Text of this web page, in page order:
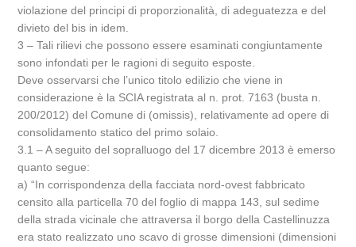
violazione del principi di proporzionalità, di adeguatezza e del
divieto del bis in idem.
3 – Tali rilievi che possono essere esaminati congiuntamente
sono infondati per le ragioni di seguito esposte.
Deve osservarsi che l’unico titolo edilizio che viene in
considerazione è la SCIA registrata al n. prot. 7163 (busta n.
200/2012) del Comune di (omissis), relativamente ad opere di
consolidamento statico del primo solaio.
3.1 – A seguito del sopralluogo del 17 dicembre 2013 è emerso
quanto segue:
a) “In corrispondenza della facciata nord-ovest fabbricato
censito alla particella 70 del foglio di mappa 143, sul sedime
della strada vicinale che attraversa il borgo della Castellinuzza
era stato realizzato uno scavo di grosse dimensioni (dimensioni